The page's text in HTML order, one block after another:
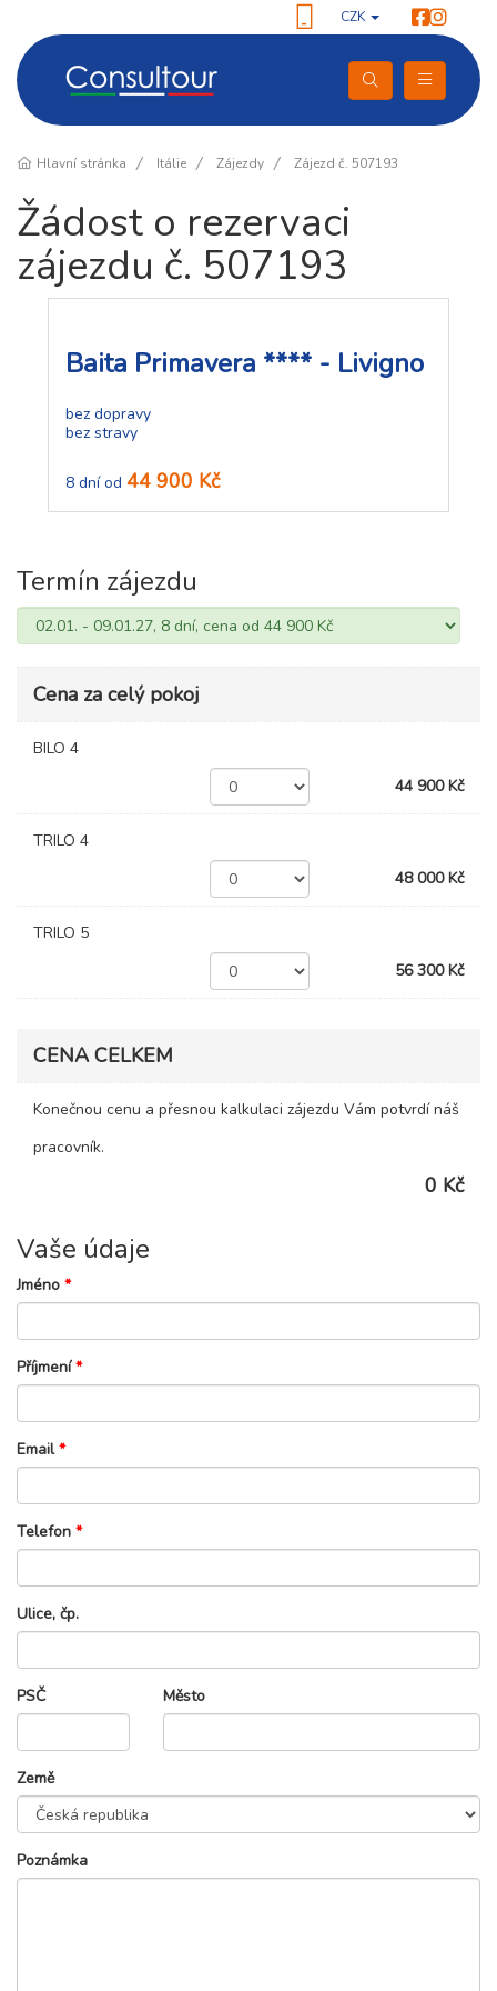
CZK
Hlavní stránka Itálie Zájezdy Zájezd č. 507193
Žádost o rezervaci
zájezdu č. 507193
Baita Primavera **** - Livigno
bez dopravy
bez stravy
8 dní od 44 900 Kč
Termín zájezdu
Cena za celý pokoj
BILO 4
44 900 Kč
TRILO 4
48 000 Kč
TRILO 5
56 300 Kč
CENA CELKEM
Konečnou cenu a přesnou kalkulaci zájezdu Vám potvrdí náš
pracovník.
0 Kč
Vaše údaje
Jméno *
Příjmení*
Email*
Telefon *
Ulice, čp.
PSČ Město
Země
Poznámka